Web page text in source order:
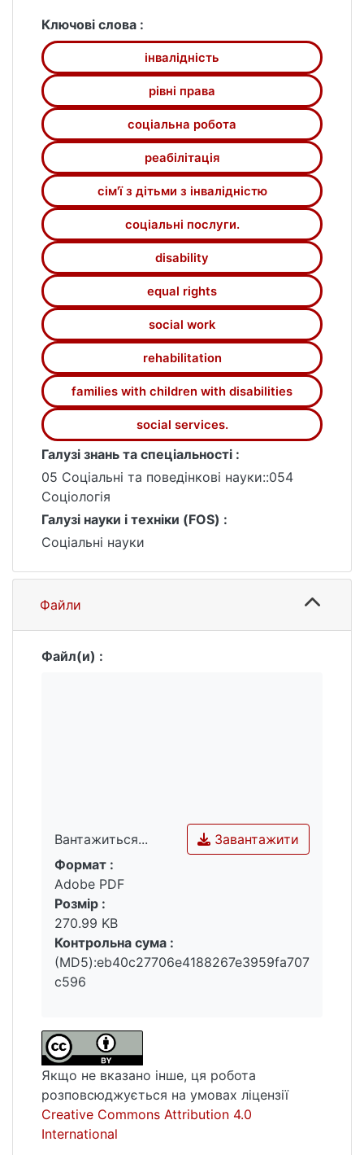
Ключові слова :
інвалідність
рівні права
соціальна робота
реабілітація
сім'ї з дітьми з інвалідністю
соціальні послуги.
disability
equal rights
social work
rehabilitation
families with children with disabilities
social services.
Галузі знань та спеціальності :
05 Соціальні та поведінкові науки::054
Соціологія
Галузі науки і техніки (FOS) :
Соціальні науки
Файли
Файл(и) :
Вантажиться...
Вантажиться...
Завантажити
Формат :
Adobe PDF
Розмір :
270.99 KB
Контрольна сума :
(MD5):eb40c27706e4188267e3959fa707
c596
Якщо не вказано інше, ця робота
розповсюджується на умовах ліцензії
Creative Commons Attribution 4.0
International